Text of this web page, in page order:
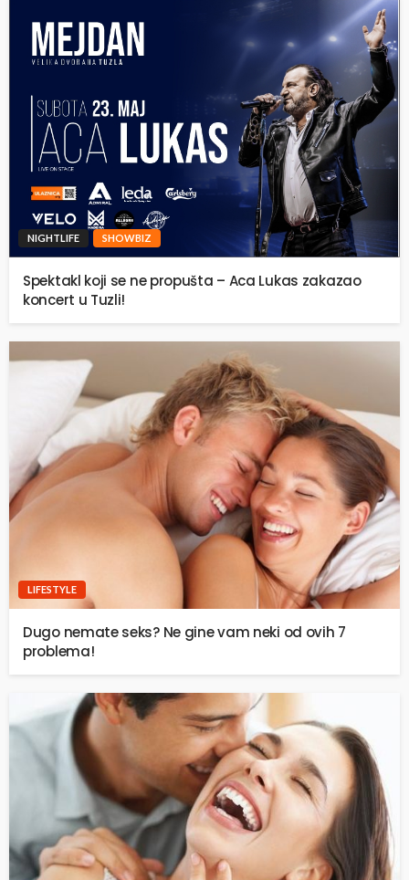
NIGHTLIFE SHOWBIZ
Spektakl koji se ne propušta – Aca Lukas zakazao
koncert u Tuzli!
LIFESTYLE
Dugo nemate seks? Ne gine vam neki od ovih 7
problema!